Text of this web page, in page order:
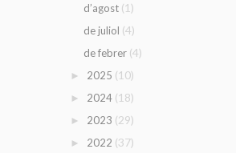
d’agost (1)
de juliol (4)
de febrer (4)
► 2025 (10)
► 2024 (18)
► 2023 (29)
► 2022 (37)